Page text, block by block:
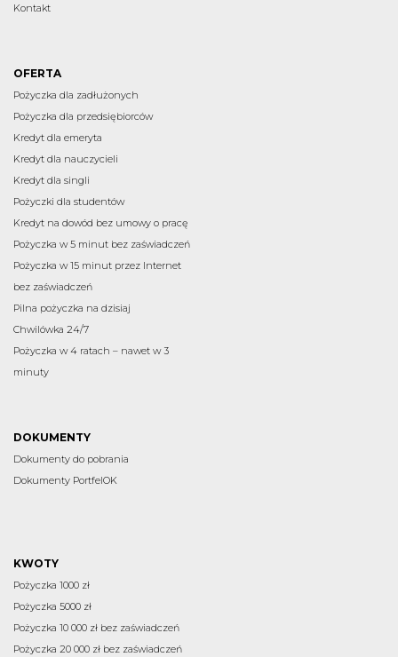
Kontakt
OFERTA
Pożyczka dla zadłużonych
Pożyczka dla przedsiębiorców
Kredyt dla emeryta
Kredyt dla nauczycieli
Kredyt dla singli
Pożyczki dla studentów
Kredyt na dowód bez umowy o pracę
Pożyczka w 5 minut bez zaświadczeń
Pożyczka w 15 minut przez Internet
bez zaświadczeń
Pilna pożyczka na dzisiaj
Chwilówka 24/7
Pożyczka w 4 ratach – nawet w 3
minuty
DOKUMENTY
Dokumenty do pobrania
Dokumenty PortfelOK
KWOTY
Pożyczka 1000 zł
Pożyczka 5000 zł
Pożyczka 10 000 zł bez zaświadczeń
Pożyczka 20 000 zł bez zaświadczeń